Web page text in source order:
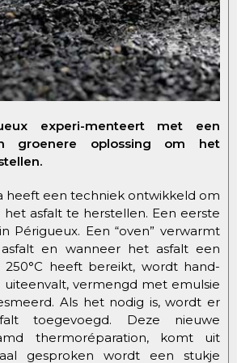
experi-menteert met een
groenere oplossing om het
heeft een techniek ontwikkeld om
het asfalt te herstellen. Een eerste
Périgueux. Een “oven” verwarmt
en wanneer het asfalt een
heeft bereikt, wordt hand-
uiteenvalt, vermengd met emulsie
Als het nodig is, wordt er
toegevoegd. Deze nieuwe
thermoréparation, komt uit
gesproken wordt een stukje